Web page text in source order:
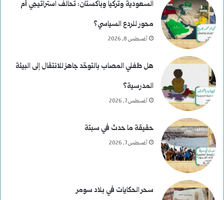
السعودية وتركيا وباكستان: تحالف استراتيجي أم
محور للردع السياسي؟
أغسطس 8, 2026
هل طفلي المصاب بالتوحّد جاهز للانتقال إلى البيئة
المدرسية؟
أغسطس 7, 2026
حقيقة ما حدث في سبتة
أغسطس 7, 2026
سحر الحكايات في بلاد سومر